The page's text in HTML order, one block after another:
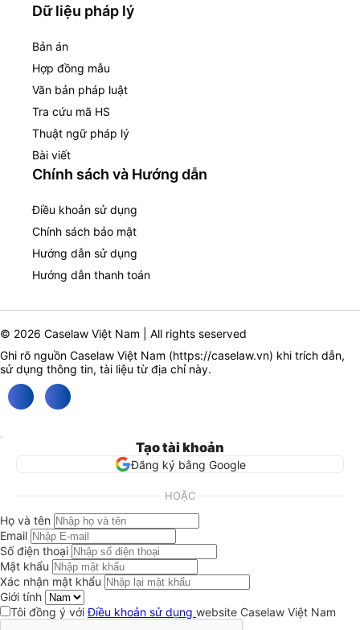
Dữ liệu pháp lý
Bản án
Hợp đồng mẫu
Văn bản pháp luật
Tra cứu mã HS
Thuật ngữ pháp lý
Bài viết
Chính sách và Hướng dẫn
Điều khoản sử dụng
Chính sách bảo mật
Hướng dẫn sử dụng
Hướng dẫn thanh toán
© 2026 Caselaw Việt Nam | All rights seserved
Ghi rõ nguồn Caselaw Việt Nam (https://caselaw.vn) khi trích dẫn,
sử dụng thông tin, tài liệu từ địa chỉ này.
Tạo tài khoản
Đăng ký bằng Google
HOẶC
Họ và tên
Email
Số điện thoại
Mật khẩu
Xác nhận mật khẩu
Giới tính
Tôi đồng ý vớiĐiều khoản sử dụng website Caselaw Việt Nam